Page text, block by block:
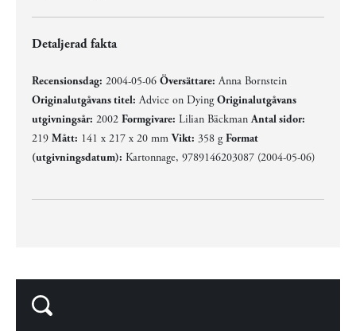
Detaljerad fakta
Recensionsdag: 2004-05-06 Översättare: Anna Bornstein
Originalutgåvans titel: Advice on DyingOriginalutgåvans
utgivningsår: 2002 Formgivare: Lilian BäckmanAntal sidor:
219 Mått: 141 x 217 x 20 mmVikt: 358 gFormat
(utgivningsdatum): Kartonnage, 9789146203087 (2004-05-06)